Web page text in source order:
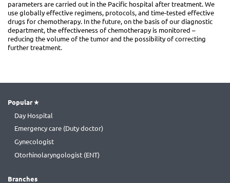
parameters are carried out in the Pacific hospital after treatment. We
use globally effective regimens, protocols, and time-tested effective
drugs for chemotherapy. In the future, on the basis of our diagnostic
department, the effectiveness of chemotherapy is monitored –
reducing the volume of the tumor and the possibility of correcting
further treatment.
Popular
Day Hospital
Emergency care (Duty doctor)
Gynecologist
Otorhinolaryngologist (ENT)
Branches